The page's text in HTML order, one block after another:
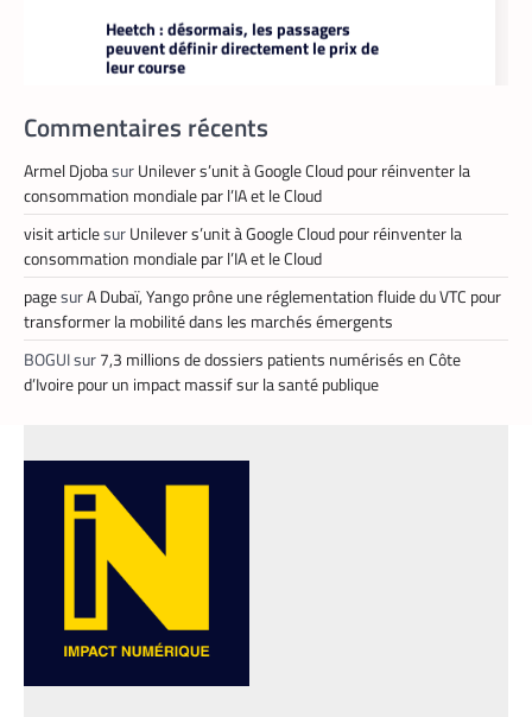
leur course
La Rédaction 25 mai 2026
Heetch promet de transformer le
modèle du VTC en permettant aux
passagers et aux chauffeurs de fixer
directement et d’un commun accord les
tarifs.
FINTECH ,
Commentaires récents
Armel DjobasurUnilever s’unit à Google Cloud pour réinventer la
consommation mondiale par l’IA et le Cloud
visit articlesurUnilever s’unit à Google Cloud pour réinventer la
consommation mondiale par l’IA et le Cloud
pagesurA Dubaï, Yango prône une réglementation fluide du VTC pour
transformer la mobilité dans les marchés émergents
BOGUIsur7,3 millions de dossiers patients numérisés en Côte
d’Ivoire pour un impact massif sur la santé publique